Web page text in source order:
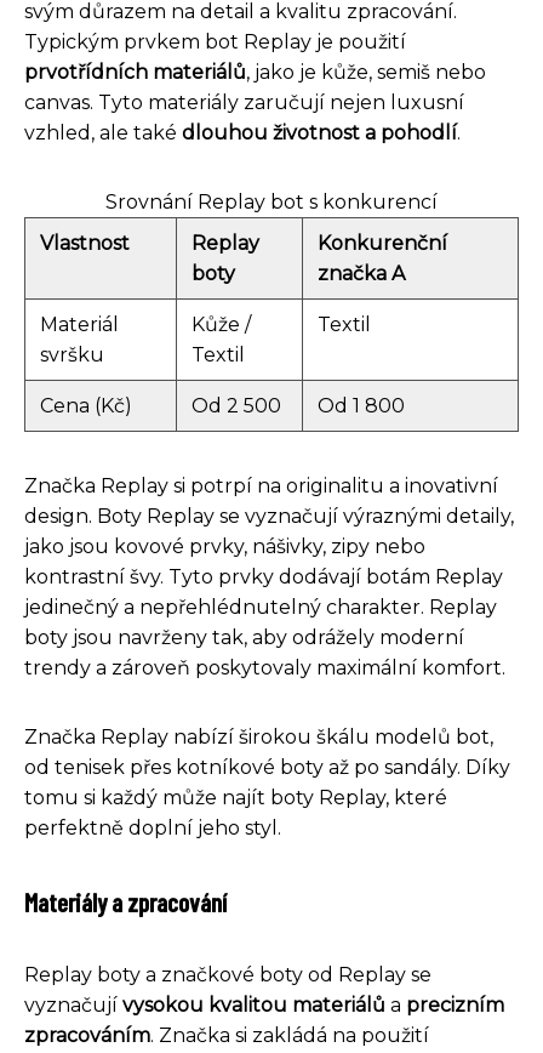
svým důrazem na detail a kvalitu zpracování.
Typickým prvkem bot Replay je použití
prvotřídních materiálů, jako je kůže, semiš nebo
canvas. Tyto materiály zaručují nejen luxusní
vzhled, ale také dlouhou životnost a pohodlí.
Srovnání Replay bot s konkurencí
Vlastnost
Replay
boty
Konkurenční
značka A
Materiál
svršku
Kůže /
Textil
Textil
Cena (Kč) Od 2 500 Od 1 800
Značka Replay si potrpí na originalitu a inovativní
design. Boty Replay se vyznačují výraznými detaily,
jako jsou kovové prvky, nášivky, zipy nebo
kontrastní švy. Tyto prvky dodávají botám Replay
jedinečný a nepřehlédnutelný charakter. Replay
boty jsou navrženy tak, aby odrážely moderní
trendy a zároveň poskytovaly maximální komfort.
Značka Replay nabízí širokou škálu modelů bot,
od tenisek přes kotníkové boty až po sandály. Díky
tomu si každý může najít boty Replay, které
perfektně doplní jeho styl.
Materiály a zpracování
Replay boty a značkové boty od Replay se
vyznačují vysokou kvalitou materiálů a precizním
zpracováním. Značka si zakládá na použití